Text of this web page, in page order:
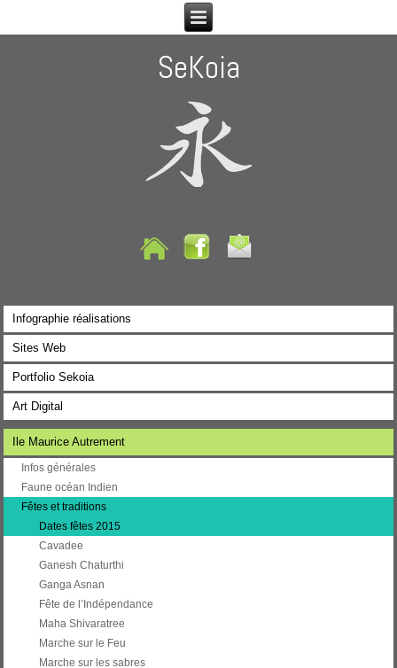
SeKoia
Infographie réalisations
Sites Web
Portfolio Sekoia
Art Digital
Ile Maurice Autrement
Infos générales
Faune océan Indien
Fêtes et traditions
Dates fêtes 2015
Cavadee
Ganesh Chaturthi
Ganga Asnan
Fête de l’Indépendance
Maha Shivaratree
Marche sur le Feu
Marche sur les sabres